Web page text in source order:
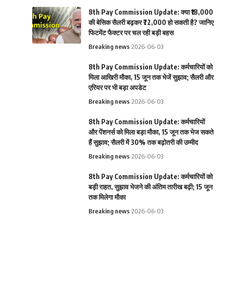
8th Pay Commission Update: क्या ₹18,000
की बेसिक सैलरी बढ़कर ₹72,000 हो सकती है? जानिए
फिटमेंट फैक्टर पर चल रही बड़ी बहस
Breaking news 2026-06-03
8th Pay Commission Update: कर्मचारियों को
मिला आखिरी मौका, 15 जून तक भेजें सुझाव; सैलरी और
एरियर पर भी बड़ा अपडेट
Breaking news 2026-06-03
8th Pay Commission Update: कर्मचारियों
और पेंशनर्स को मिला बड़ा मौका, 15 जून तक भेज सकते
हैं सुझाव; सैलरी में 30% तक बढ़ोतरी की उम्मीद
Breaking news 2026-06-03
8th Pay Commission Update: कर्मचारियों को
बड़ी राहत, सुझाव भेजने की अंतिम तारीख बढ़ी; 15 जून
तक मिलेगा मौका
Breaking news 2026-06-03